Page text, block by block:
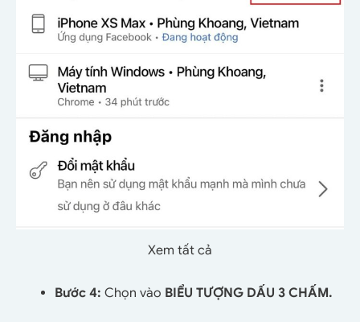
Xem tất cả
Bước 4: Chọn vào BIỂU TƯỢNG DẤU 3 CHẤM.